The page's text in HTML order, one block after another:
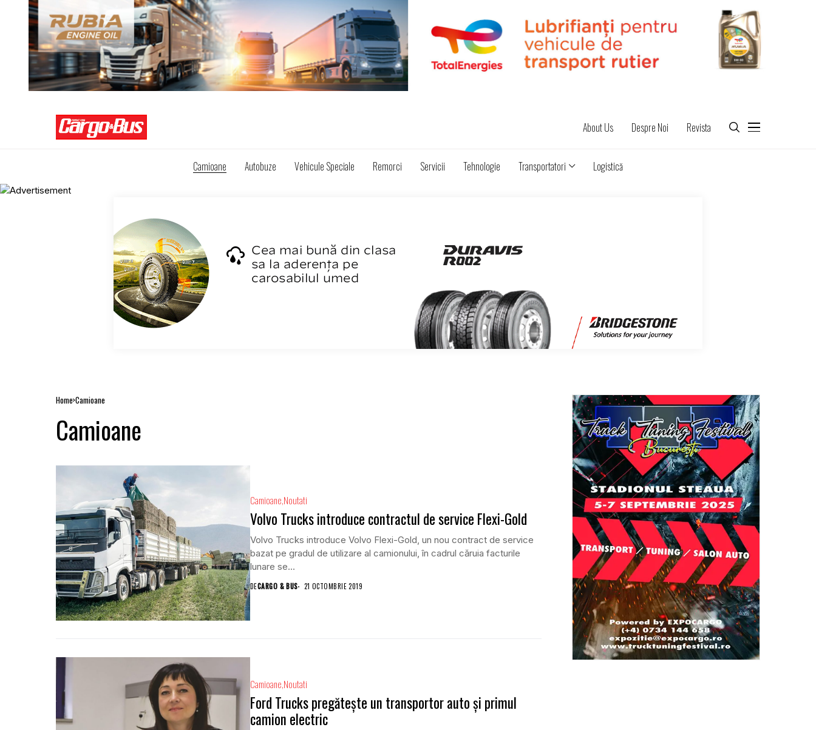
About Us Despre Noi Revista
Camioane Autobuze Vehicule Speciale Remorci Servicii Tehnologie Transportatori Logistică
Home Camioane
Camioane
Camioane Noutati
Volvo Trucks introduce contractul de service Flexi-Gold
Volvo Trucks introduce Volvo Flexi-Gold, un nou contract de service
bazat pe gradul de utilizare al camionului, în cadrul căruia facturile
lunare se...
DECARGO & BUS 21 OCTOMBRIE 2019
Camioane Noutati
Ford Trucks pregătește un transportor auto și primul
camion electric